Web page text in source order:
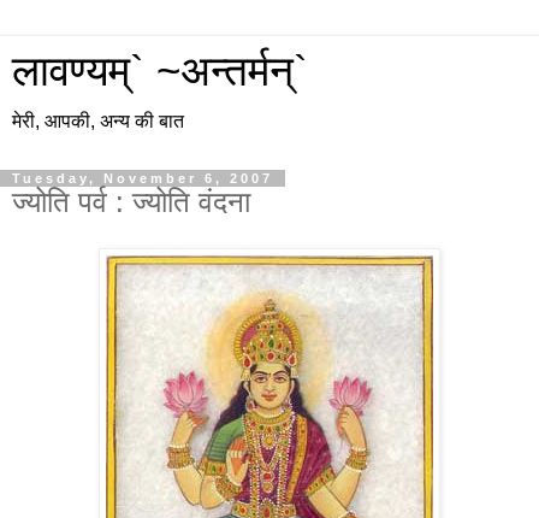
लावण्यम्` ~अन्तर्मन्`
मेरी, आपकी, अन्य की बात
Tuesday, November 6, 2007
ज्योति पर्व : ज्योति वंदना